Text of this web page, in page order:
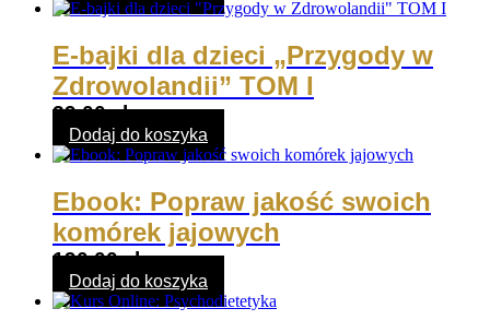
E-bajki dla dzieci „Przygody w
Zdrowolandii” TOM I
39,00zł
Dodaj do koszyka
Ebook: Popraw jakość swoich
komórek jajowych
190,00zł
Dodaj do koszyka